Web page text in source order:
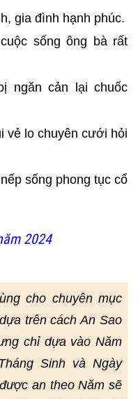
gia đình hạnh phúc.
sống ông bà rất
ngăn cản lại chuốc
vẻ lo chuyên cưới hỏi
sống phong tục cổ
2024
cho chuyên mục
trên cách An Sao
chỉ dựa vào Năm
Sinh và Ngày
an theo Năm sẽ